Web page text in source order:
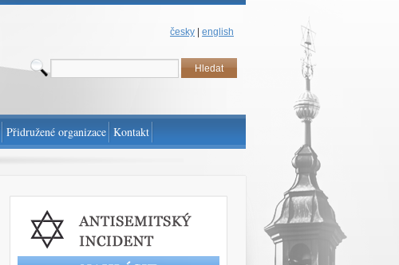
česky english
Přidružené organizace Kontakt